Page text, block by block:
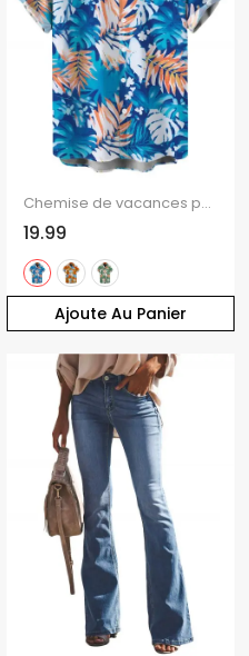
Ajoute Au Panier
Chemise de vacances pour homme à Hawaï, idéale pour la plage. Imprimé tropical colorblock à feuilles de monstera. Chemise boutonnée.
19.99